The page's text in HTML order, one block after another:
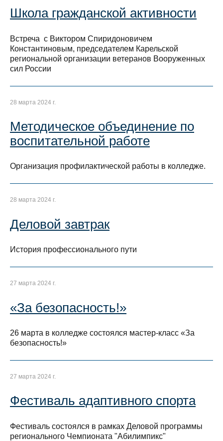
Школа гражданской активности
Встреча с Виктором Спиридоновичем
Константиновым, председателем Карельской
региональной организации ветеранов Вооруженных
сил России
28 марта 2024 г.
Методическое объединение по
воспитательной работе
Организация профилактической работы в колледже.
28 марта 2024 г.
Деловой завтрак
История профессионального пути
27 марта 2024 г.
«За безопасность!»
26 марта в колледже состоялся мастер-класс «За
безопасность!»
27 марта 2024 г.
Фестиваль адаптивного спорта
Фестиваль состоялся в рамках Деловой программы
регионального Чемпионата "Абилимпикс"